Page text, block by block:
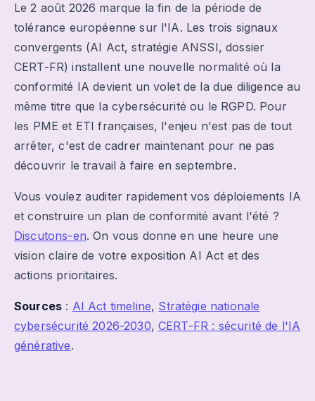
Le 2 août 2026 marque la fin de la période de
tolérance européenne sur l'IA. Les trois signaux
convergents (AI Act, stratégie ANSSI, dossier
CERT-FR) installent une nouvelle normalité où la
conformité IA devient un volet de la due diligence au
même titre que la cybersécurité ou le RGPD. Pour
les PME et ETI françaises, l'enjeu n'est pas de tout
arrêter, c'est de cadrer maintenant pour ne pas
découvrir le travail à faire en septembre.
Vous voulez auditer rapidement vos déploiements IA
et construire un plan de conformité avant l'été ?
Discutons-en. On vous donne en une heure une
vision claire de votre exposition AI Act et des
actions prioritaires.
Sources : AI Act timeline, Stratégie nationale
cybersécurité 2026-2030,CERT-FR : sécurité de l'IA
générative.